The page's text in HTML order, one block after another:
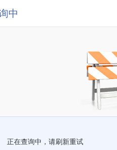
中
正在查询中，请刷新重试